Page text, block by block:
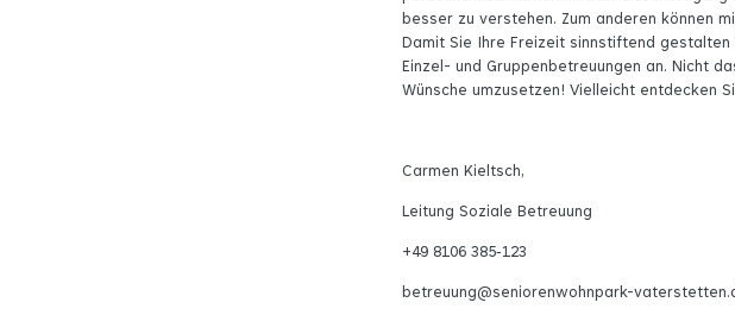
besser zu verstehen. Zum anderen können
Damit Sie Ihre Freizeit sinnstiftend
Einzel- und Gruppenbetreuungen an. Nicht
Wünsche umzusetzen! Vielleicht entdecken
Carmen Kieltsch,
Leitung Soziale Betreuung
+49 8106 385‑123
betreuung@seniorenwohnpark-